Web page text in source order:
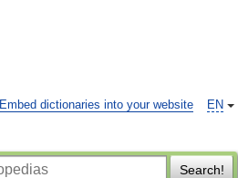
EN
Embed dictionaries into your website
Search!